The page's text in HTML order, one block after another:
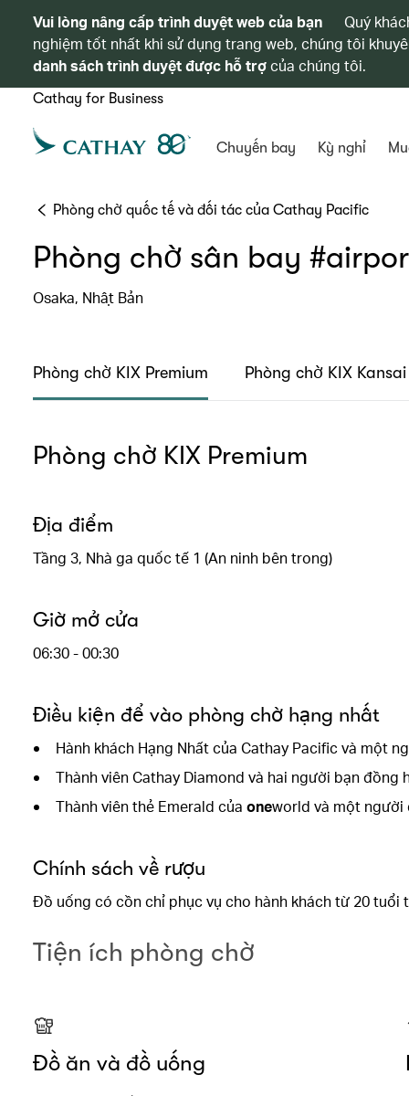
Vui lòng nâng cấp trình duyệt web của bạn
Quý
nghiệm tốt nhất khi sử dụng trang web, chúng tôi
danh sách trình duyệt được hỗ trợcủa chúng tôi.
Cathay for Business
Chuyến bay Kỳ nghỉ
Phòng chờ quốc tế và đối tác của Cathay Pacific
Phòng chờ sân bay
Osaka, Nhật Bản
Phòng chờ KIX Premium Phòng chờ KIX Kansai
Phòng chờ KIX Premium
Địa điểm
Tầng 3, Nhà ga quốc tế 1 (An ninh bên trong)
Giờ mở cửa
06:30 - 00:30
Điều kiện để vào phòng chờ hạng nhất
Hành khách Hạng Nhất của Cathay Pacific và một
Thành viên Cathay Diamond và hai người bạn đồng
Thành viên thẻ Emerald củaoneworld và một người
Chính sách về rượu
Đồ uống có cồn chỉ phục vụ cho hành khách từ 20 tuổi
Tiện ích phòng chờ
Đồ ăn và đồ uống